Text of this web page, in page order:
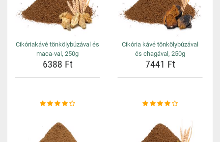
Cikóriakávé tönkölybúzával és
maca-val, 250g
6388 Ft
Cikória kávé tönkölybúzával
és chagával, 250g
7441 Ft